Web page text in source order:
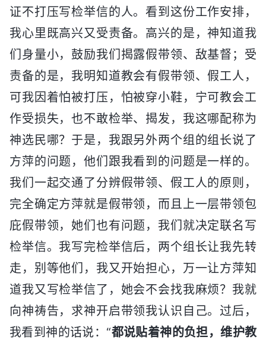
证不打压写检举信的人。看到这份工作安排，
我心里既高兴又受责备。高兴的是，神知道我
们身量小，鼓励我们揭露假带领、敌基督；受
责备的是，我明知道教会有假带领、假工人，
可我因着怕被打压，怕被穿小鞋，宁可教会工
作受损失，也不敢检举、揭发，我这哪配称为
神选民哪？于是，我跟另外两个组的组长说了
方萍的问题，他们跟我看到的问题是一样的。
我们一起交通了分辨假带领、假工人的原则，
完全确定方萍就是假带领，而且上一层带领包
庇假带领，她们也有问题，我们就决定联名写
检举信。我写完检举信后，两个组长让我先转
走，别等他们，我又开始担心，万一让方萍知
道我又写检举信了，她会不会找我麻烦？我就
向神祷告，求神开启带领我认识自己。过后，
我看到神的话说：“都说贴着神的负担，维护教